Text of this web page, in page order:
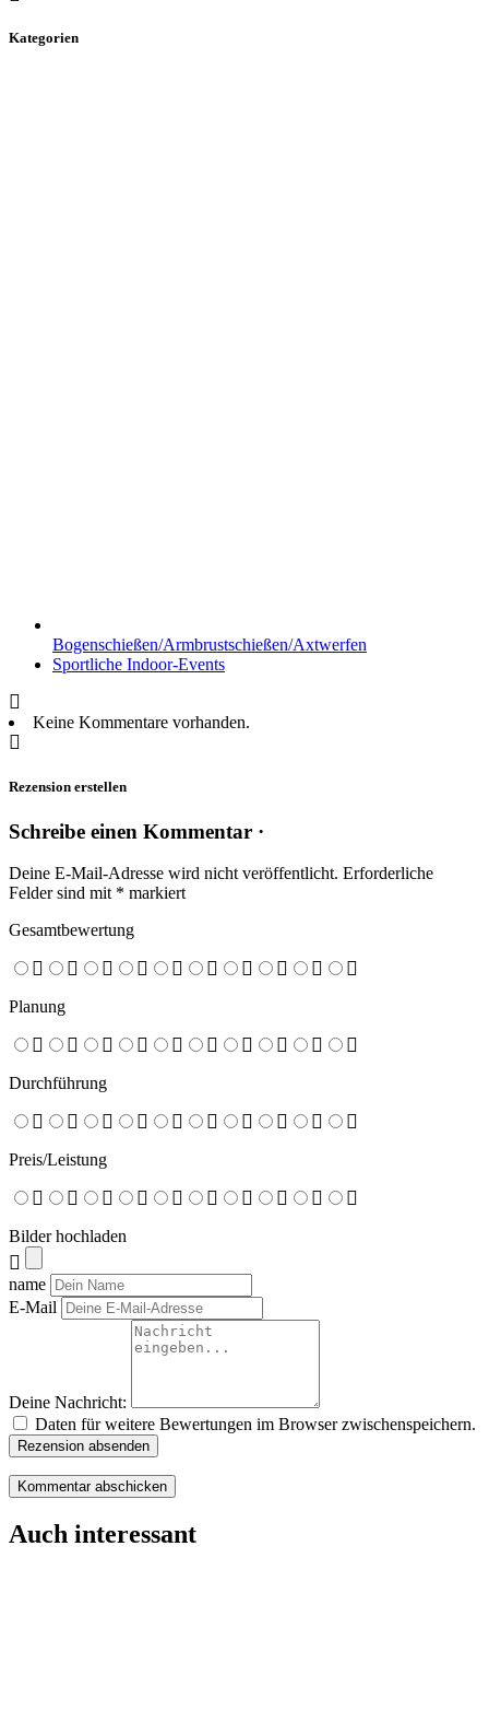
Kategorien
Bogenschießen/Armbrustschießen/Axtwerfen
Sportliche Indoor-Events
Keine Kommentare vorhanden.
Rezension erstellen
Schreibe einen Kommentar ·
Deine E-Mail-Adresse wird nicht veröffentlicht. Erforderliche
Felder sind mit * markiert
Gesamtbewertung
Planung
Durchführung
Preis/Leistung
Bilder hochladen
name
E-Mail
Deine Nachricht:
Daten für weitere Bewertungen im Browser zwischenspeichern.
Rezension absenden
Auch interessant